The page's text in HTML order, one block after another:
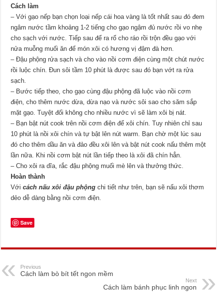
Cách làm
– Với gạo nếp bạn chọn loại nếp cái hoa vàng là tốt nhất sau đó đem
ngâm nước tầm khoảng 1-2 tiếng cho gạo ngậm đủ nước rồi vo nhẹ
cho sạch với nước. Tiếp sau để ra rổ cho ráo rồi trộn đều gạo với
nửa muỗng muối ăn để món xôi có hương vị đậm đà hơn.
– Đậu phộng rửa sạch và cho vào nồi cơm điện cùng một chút nước
rồi luộc chín. Đun sôi tầm 10 phút là được sau đó bạn vớt ra rửa
sạch.
– Bước tiếp theo, cho gạo cùng đậu phộng đã luộc vào nồi cơm
điện, cho thêm nước dừa, dừa nạo và nước sôi sao cho săm sắp
mặt gạo. Tuyệt đối không cho nhiều nước vì sẽ làm xôi bị nát.
– Bạn bật nút cook trên nồi cơm điện để xôi chín. Tuy nhiên chỉ sau
10 phút là nồi xôi chín và tự bật lên nút warm. Bạn chờ một lúc sau
đó cho thêm dầu ăn và đảo đều xôi lên và bật nút cook nấu thêm một
lần nữa. Khi nồi cơm bật nút lần tiếp theo là xôi đã chín hẳn.
– Cho xôi ra dĩa, rắc đậu phộng muối mè lên và thưởng thức.
Hoàn thành
Vớicách nấu xôi đậu phộng chi tiết như trên, bạn sẽ nấu xôi thơm
dẻo dễ dàng bằng nồi cơm điện.
Save
Previous
Cách làm bò bít tết ngon mềm
Next
Cách làm bánh phục linh ngon